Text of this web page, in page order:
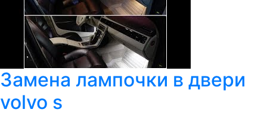
Замена лампочки в двери
volvo s